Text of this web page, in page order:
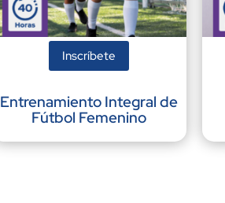
Inscríbete
Entrenamiento Integral de
Fútbol Femenino